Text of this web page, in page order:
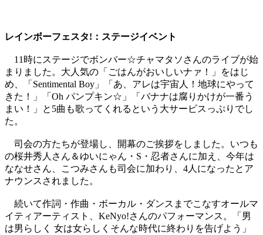
レインボーフェスタ!：ステージイベント
11時にステージでボンバー☆チャマタソさんのライブが始
まりました。大人気の「ごはんがおいしいナァ！」をはじ
め、「Sentimental Boy」「あ、アレは宇宙人！地球にやって
きた！」「Oh パンプキン☆」「バナナは腐りかけが一番う
まい！」と5曲も歌ってくれるという大サービスっぷりでし
た。
司会の方たちが登場し、開幕のご挨拶をしました。いつも
の桜井秀人さん＆ゆいにゃん・S・忍者さんに加え、今年は
ななせさん、こつみさんも司会に加わり、4人になったとア
ナウンスされました。
続いて作詞・作曲・ボーカル・ダンスまでこなすオールマ
イティアーティスト、KeNyo!さんのパフォーマンス。「男
は男らしく 女は女らしくそんな時代に終わりを告げよう」